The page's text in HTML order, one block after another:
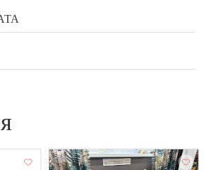
Турция
мебели Status
или кредит
— договор, который выдаётся
товаром.
бытовой техники